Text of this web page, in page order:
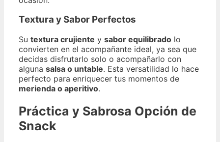
Textura y Sabor Perfectos
Su textura crujiente y sabor equilibrado lo
convierten en el acompañante ideal, ya sea que
decidas disfrutarlo solo o acompañarlo con
alguna salsa o untable. Esta versatilidad lo hace
perfecto para enriquecer tus momentos de
merienda o aperitivo.
Práctica y Sabrosa Opción de
Snack